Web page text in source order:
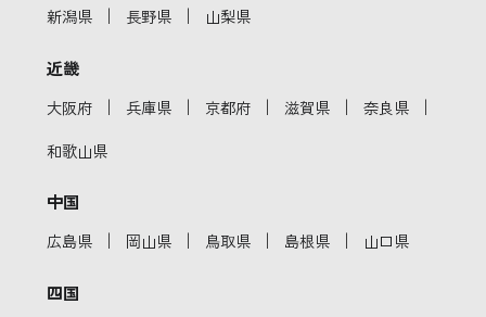
新潟県 ｜ 長野県 ｜ 山梨県
近畿
大阪府 ｜ 兵庫県 ｜ 京都府 ｜ 滋賀県 ｜ 奈良県 ｜
和歌山県
中国
広島県 ｜ 岡山県 ｜ 鳥取県 ｜ 島根県 ｜ 山口県
四国